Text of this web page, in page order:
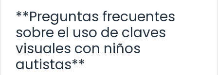
**Preguntas frecuentes
sobre el uso de claves
visuales con niños
autistas**